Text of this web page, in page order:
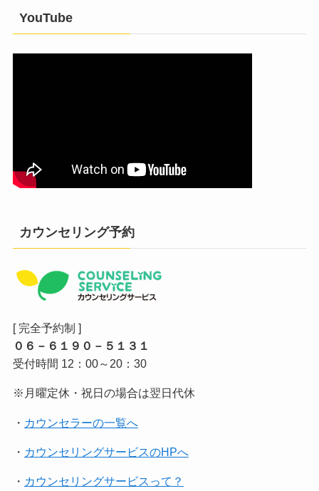
YouTube
カウンセリング予約
[ 完全予約制 ]
０６－６１９０－５１３１
受付時間 12：00～20：30
※月曜定休・祝日の場合は翌日代休
・ カウンセラーの一覧へ
・ カウンセリングサービスのHPへ
・ カウンセリングサービスって？